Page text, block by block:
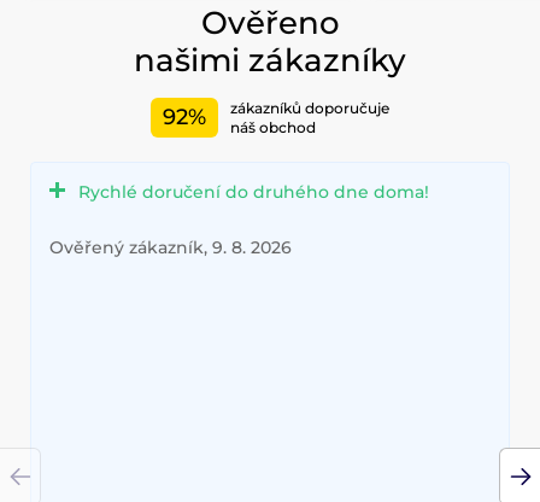
Ověřeno
našimi zákazníky
92%
zákazníků doporučuje
náš obchod
Rychlé doručení do druhého dne doma!
Ověřený zákazník, 9. 8. 2026